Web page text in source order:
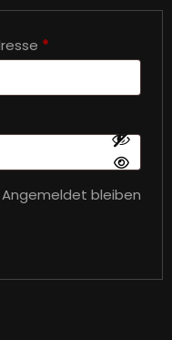
*Erforderlich
Angemeldet bleiben